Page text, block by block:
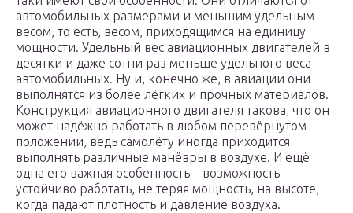
автомобильных размерами и меньшим удельным
весом, то есть, весом, приходящимся на единицу
мощности. Удельный вес авиационных двигателей в
десятки и даже сотни раз меньше удельного веса
автомобильных. Ну и, конечно же, в авиации они
выполнятся из более лёгких и прочных материалов.
Конструкция авиационного двигателя такова, что он
может надёжно работать в любом перевёрнутом
положении, ведь самолёту иногда приходится
выполнять различные манёвры в воздухе. И ещё
одна его важная особенность – возможность
устойчиво работать, не теряя мощность, на высоте,
когда падают плотность и давление воздуха.